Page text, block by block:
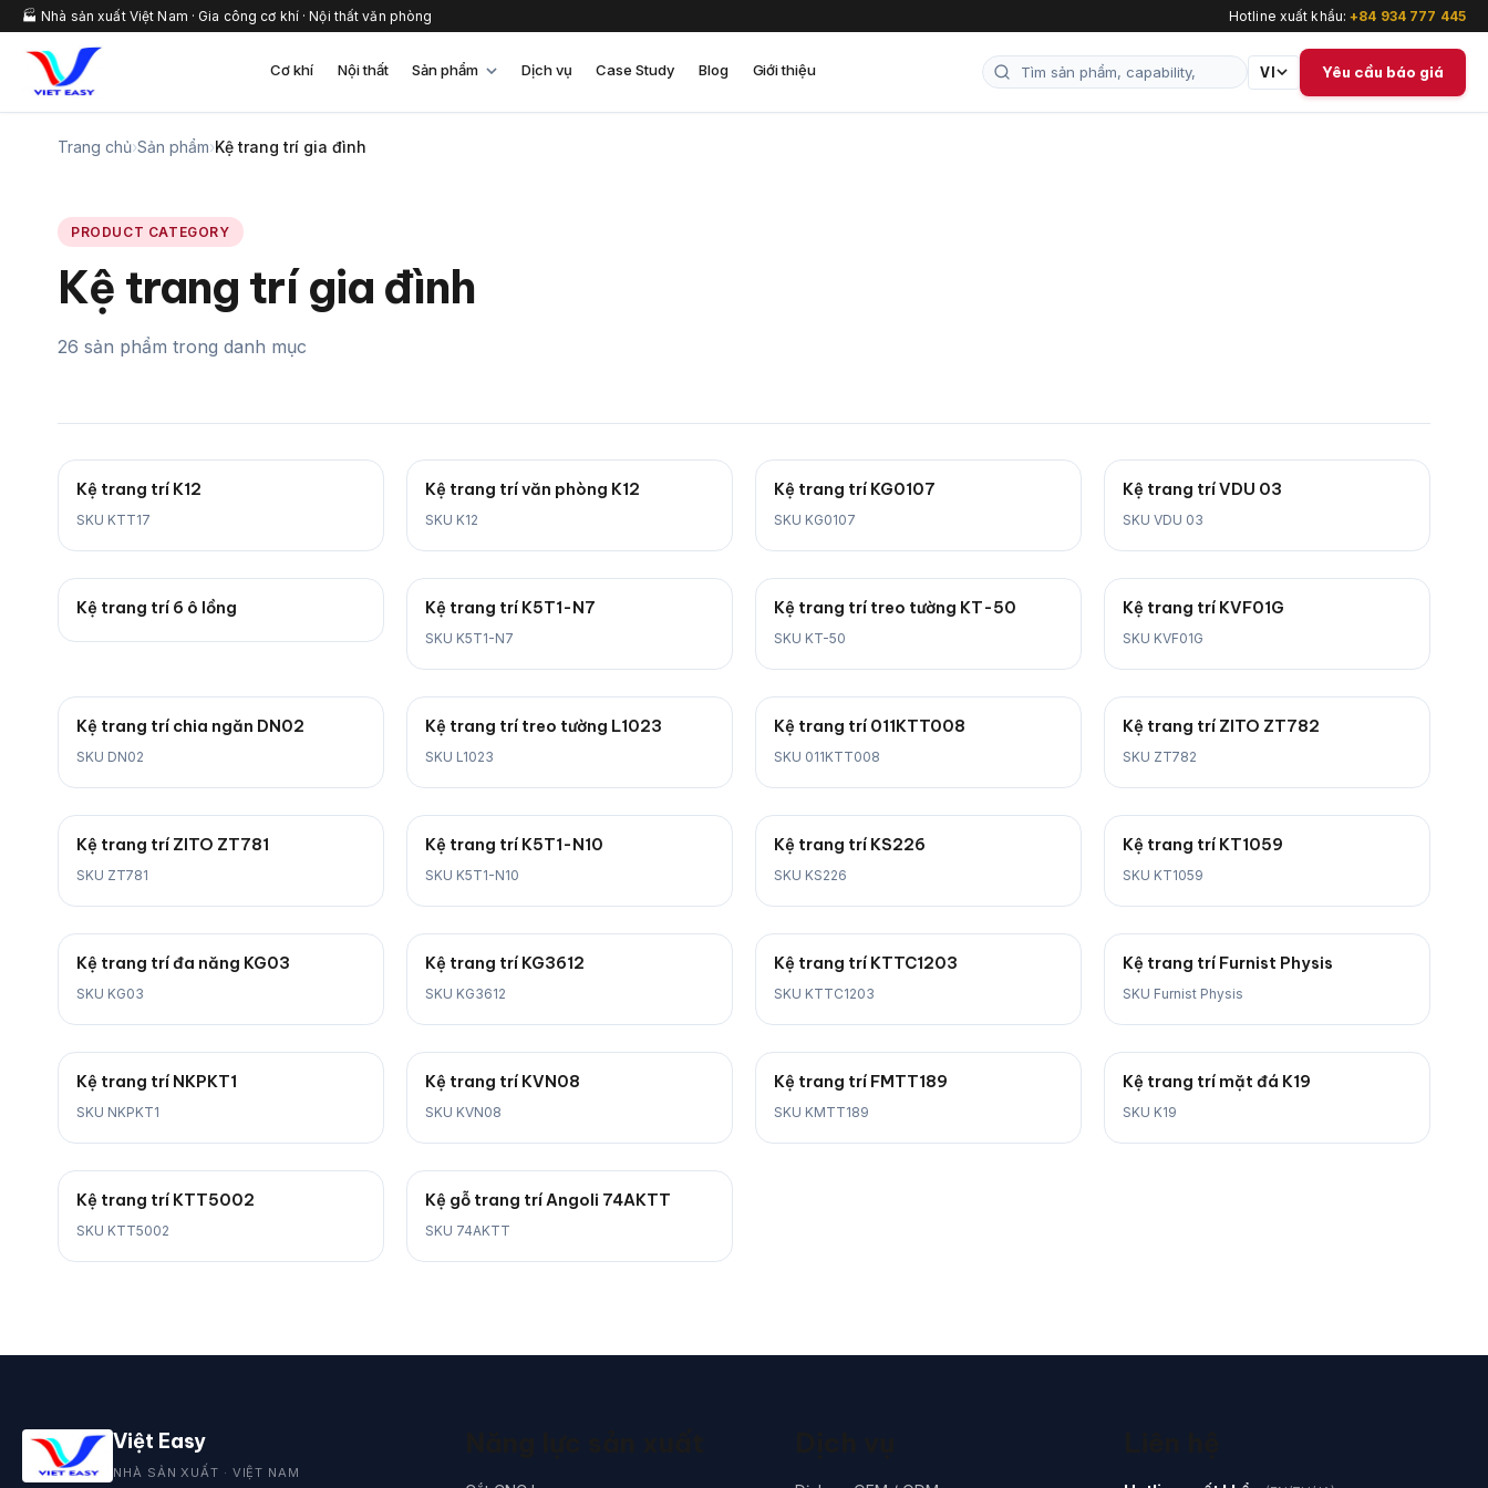
🏭 Nhà sản xuất Việt Nam · Gia công cơ khí · Nội thất văn phòng Hotline xuất khẩu:+84 934 777 445
Cơ khí Nội thất Sản phẩm Dịch vụ Case Study Blog Giới thiệu VI Yêu cầu báo giá
Trang chủ›Sản phẩm›Kệ trang trí gia đình
PRODUCT CATEGORY
Kệ trang trí gia đình
26 sản phẩm trong danh mục
Kệ trang trí K12
SKU KTT17
Kệ trang trí văn phòng K12
SKU K12
Kệ trang trí KG0107
SKU KG0107
Kệ trang trí VDU 03
SKU VDU 03
Kệ trang trí 6 ô lồng Kệ trang trí K5T1-N7
SKU K5T1-N7
Kệ trang trí treo tường KT-50
SKU KT-50
Kệ trang trí KVF01G
SKU KVF01G
Kệ trang trí chia ngăn DN02
SKU DN02
Kệ trang trí treo tường L1023
SKU L1023
Kệ trang trí 011KTT008
SKU 011KTT008
Kệ trang trí ZITO ZT782
SKU ZT782
Kệ trang trí ZITO ZT781
SKU ZT781
Kệ trang trí K5T1-N10
SKU K5T1-N10
Kệ trang trí KS226
SKU KS226
Kệ trang trí KT1059
SKU KT1059
Kệ trang trí đa năng KG03
SKU KG03
Kệ trang trí KG3612
SKU KG3612
Kệ trang trí KTTC1203
SKU KTTC1203
Kệ trang trí Furnist Physis
SKU Furnist Physis
Kệ trang trí NKPKT1
SKU NKPKT1
Kệ trang trí KVN08
SKU KVN08
Kệ trang trí FMTT189
SKU KMTT189
Kệ trang trí mặt đá K19
SKU K19
Kệ trang trí KTT5002
SKU KTT5002
Kệ gỗ trang trí Angoli 74AKTT
SKU 74AKTT
Việt Easy
NHÀ SẢN XUẤT · VIỆT NAM